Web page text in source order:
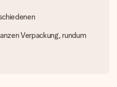
Verpackung, rundum